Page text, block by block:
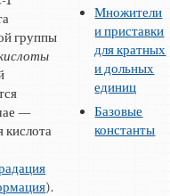
группы
—
кислота
).
Множители
и приставки
для кратных
и дольных
единиц
Базовые
константы